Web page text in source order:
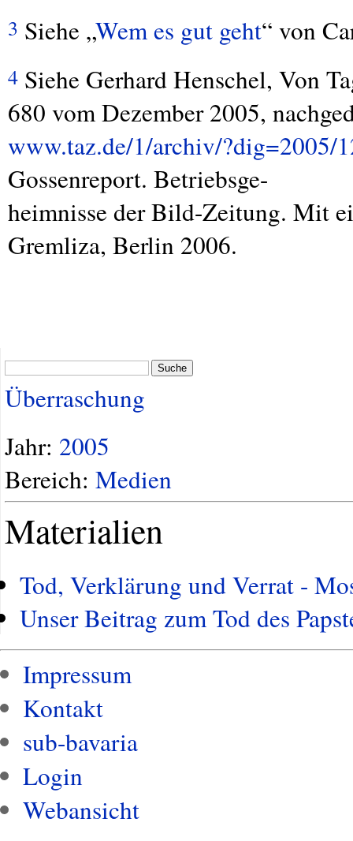
3 Siehe „Wem es gut geht“ von
4 Siehe Gerhard Henschel, Von
680 vom Dezember 2005,
www.taz.de/1/archiv/?dig=2005/
Gossenreport. Betriebsge-
heimnisse der Bild-Zeitung. Mit
Gremliza, Berlin 2006.
Suche
Überraschung
Jahr: 2005
Bereich: Medien
Materialien
Tod, Verklärung und Verrat -
Unser Beitrag zum Tod des
Impressum
Kontakt
sub-bavaria
Login
Webansicht